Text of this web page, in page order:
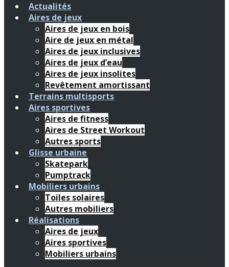
Actualités
Aires de jeux
Aires de jeux en bois
Aire de jeux en métal
Aires de jeux inclusives
Aires de jeux d’eau
Aires de jeux insolites
Revêtement amortissant
Terrains multisports
Aires sportives
Aires de fitness
Aires de Street Workout
Autres sports
Glisse urbaine
Skatepark
Pumptrack
Mobiliers urbains
Toiles solaires
Autres mobiliers
Réalisations
Aires de jeux
Aires sportives
Mobiliers urbains